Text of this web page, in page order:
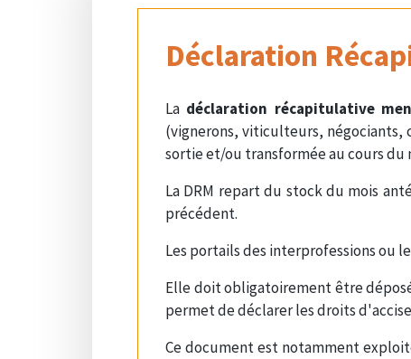
Déclaration
La déclaration récapitulative
(vignerons, viticulteurs, négociants,
sortie et/ou transformée au cours du
La DRM repart du stock du mois
précédent.
Les portails des interprofessions ou
Elle doit obligatoirement être
permet de déclarer les droits
Ce document est notamment